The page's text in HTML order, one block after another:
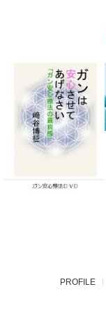
PROFILE